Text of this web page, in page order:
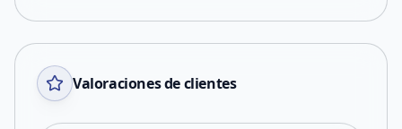
Valoraciones de clientes